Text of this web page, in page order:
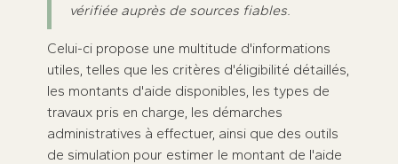
vérifiée auprès de sources fiables.
Celui-ci propose une multitude d'informations
utiles, telles que les critères d'éligibilité détaillés,
les montants d'aide disponibles, les types de
travaux pris en charge, les démarches
administratives à effectuer, ainsi que des outils
de simulation pour estimer le montant de l'aide